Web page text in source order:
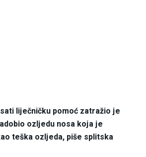
liječničku pomoć zatražio je
ozljedu nosa koja je
teška ozljeda, piše splitska